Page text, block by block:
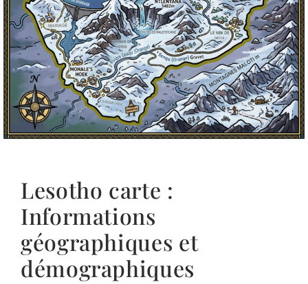
Lesotho carte :
Informations
géographiques et
démographiques